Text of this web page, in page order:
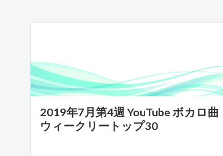
2019年7月第4週 YouTube ボカロ曲
ウィークリートップ30